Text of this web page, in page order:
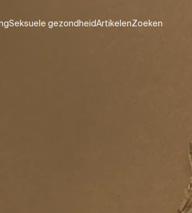
Seksuele gezondheidArtikelenZoeken